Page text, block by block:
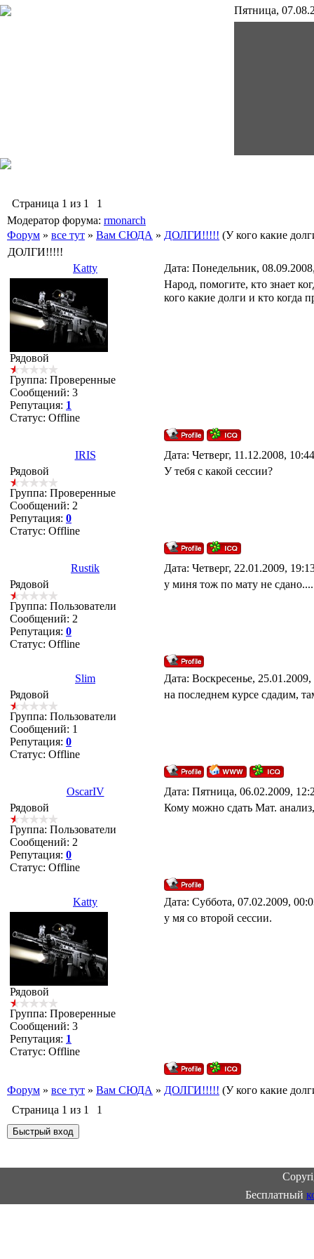
Пятница,
Страница 1 из 1
1
Модератор форума: rmonarch
Форум » все тут » Вам СЮДА » ДОЛГИ!!!!! (У кого какие
ДОЛГИ!!!!!
Katty
Дата: Понедельник,
Рядовой
Группа: Проверенные
Сообщений: 3
Репутация: 1
Статус: Offline
Народ, помогите, кто знает
кого какие долги и кто когда
IRIS
Дата: Четверг, 11.12.2008,
Рядовой
Группа: Проверенные
Сообщений: 2
Репутация: 0
Статус: Offline
У тебя с какой сессии?
Rustik
Дата: Четверг, 22.01.2009,
Рядовой
Группа: Пользователи
Сообщений: 2
Репутация: 0
Статус: Offline
у миня тож по мату не
Slim
Дата: Воскресенье,
Рядовой
Группа: Пользователи
Сообщений: 1
Репутация: 0
Статус: Offline
на последнем курсе сдадим,
OscarIV
Дата: Пятница, 06.02.2009,
Рядовой
Группа: Пользователи
Сообщений: 2
Репутация: 0
Статус: Offline
Кому можно сдать Мат.
Katty Дата: Суббота, 07.02.2009,
Рядовой
Группа: Проверенные
Сообщений: 3
Репутация: 1
Статус: Offline
у мя со второй сессии.
Форум » все тут » Вам СЮДА » ДОЛГИ!!!!! (У кого какие
Страница 1 из 1 1
Бесплатный